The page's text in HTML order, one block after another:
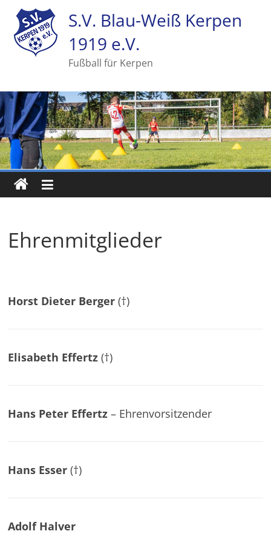
S.V. Blau-Weiß Kerpen
1919 e.V.
Fußball für Kerpen
Ehrenmitglieder
Horst Dieter Berger(†)
Elisabeth Effertz (†)
Hans Peter Effertz – Ehrenvorsitzender
Hans Esser (†)
Adolf Halver